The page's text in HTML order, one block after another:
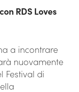
RDS Loves
a incontrare
nuovamente
Festival di